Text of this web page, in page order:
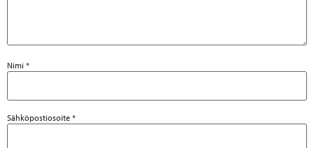
Nimi *
Sähköpostiosoite *